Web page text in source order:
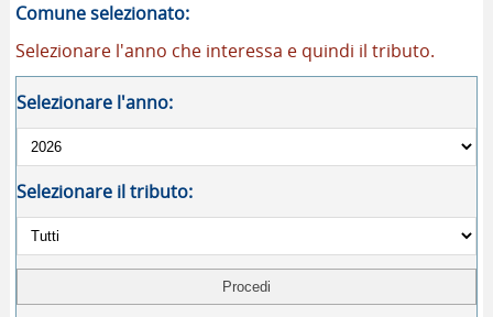
Comune selezionato:
Selezionare l'anno che interessa e quindi il tributo.
Selezionare l'anno:
Selezionare il tributo: